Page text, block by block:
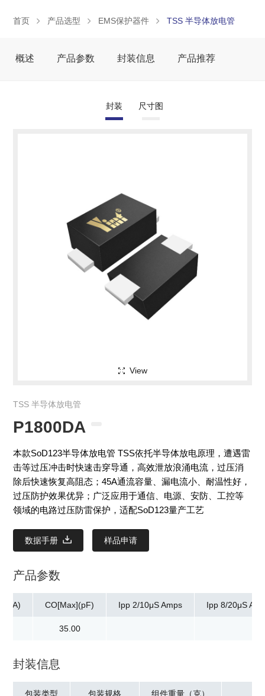
首页 产品选型 EMS保护器件 TSS 半导体放电管
概述 产品参数 封装信息 产品推荐
封装 尺寸图
View
TSS 半导体放电管
P1800DA
本款SoD123半导体放电管 TSS依托半导体放电原理，遭遇雷
击等过压冲击时快速击穿导通，高效泄放浪涌电流，过压消
除后快速恢复高阻态；45A通流容量、漏电流小、耐温性好，
过压防护效果优异；广泛应用于通信、电源、安防、工控等
领域的电路过压防雷保护，适配SoD123量产工艺
数据手册 样品申请
产品参数
CO[Max](pF)
35.00
Ipp 2/10μS Amps Ipp 8/20μS
封装信息
包装类型 包装规格 组件重量（克）